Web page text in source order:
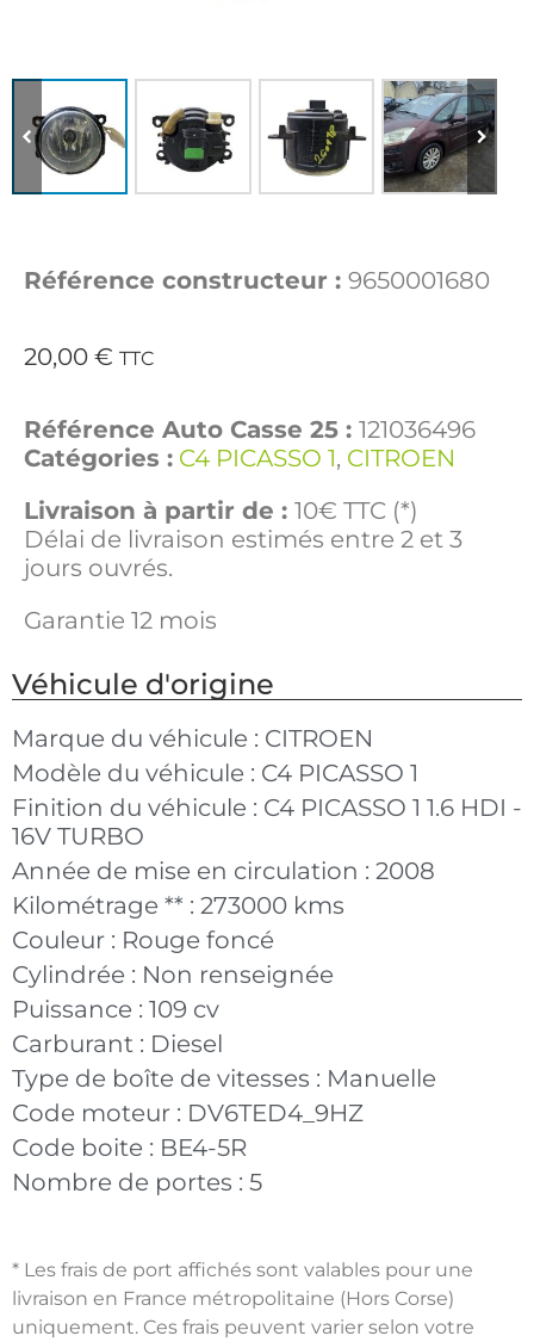
Référence constructeur : 9650001680
20,00 € TTC
Référence Auto Casse 25 : 121036496
Catégories : C4 PICASSO 1, CITROEN
Livraison à partir de : 10€ TTC (*)
Délai de livraison estimés entre 2 et 3
jours ouvrés.
Garantie 12 mois
Véhicule d'origine
Marque du véhicule : CITROEN
Modèle du véhicule : C4 PICASSO 1
Finition du véhicule : C4 PICASSO 1 1.6 HDI -
16V TURBO
Année de mise en circulation : 2008
Kilométrage ** : 273000 kms
Couleur : Rouge foncé
Cylindrée : Non renseignée
Puissance : 109 cv
Carburant : Diesel
Type de boîte de vitesses : Manuelle
Code moteur : DV6TED4_9HZ
Code boite : BE4-5R
Nombre de portes : 5
* Les frais de port affichés sont valables pour une
livraison en France métropolitaine (Hors Corse)
uniquement. Ces frais peuvent varier selon votre